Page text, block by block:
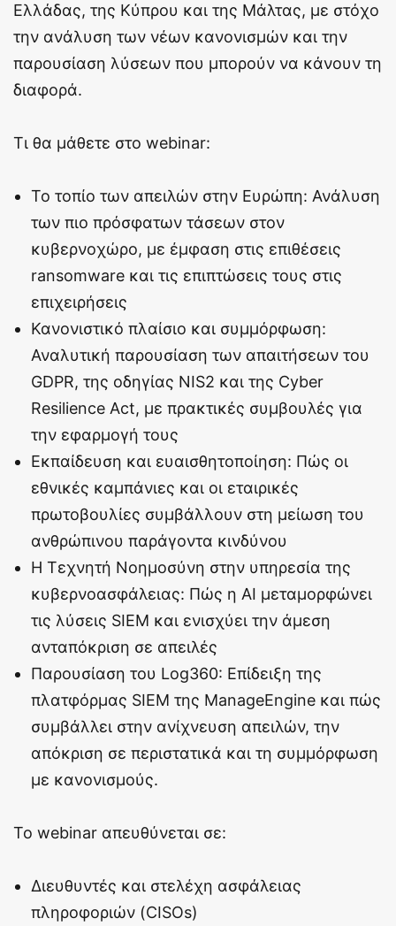
Ελλάδας, της Κύπρου και της Μάλτας, με στόχο
την ανάλυση των νέων κανονισμών και την
παρουσίαση λύσεων που μπορούν να κάνουν τη
διαφορά.
Τι θα μάθετε στο webinar:
Το τοπίο των απειλών στην Ευρώπη: Ανάλυση
των πιο πρόσφατων τάσεων στον
κυβερνοχώρο, με έμφαση στις επιθέσεις
ransomware και τις επιπτώσεις τους στις
επιχειρήσεις
Κανονιστικό πλαίσιο και συμμόρφωση:
Αναλυτική παρουσίαση των απαιτήσεων του
GDPR, της οδηγίας NIS2 και της Cyber
Resilience Act, με πρακτικές συμβουλές για
την εφαρμογή τους
Εκπαίδευση και ευαισθητοποίηση: Πώς οι
εθνικές καμπάνιες και οι εταιρικές
πρωτοβουλίες συμβάλλουν στη μείωση του
ανθρώπινου παράγοντα κινδύνου
Η Τεχνητή Νοημοσύνη στην υπηρεσία της
κυβερνοασφάλειας: Πώς η ΑΙ μεταμορφώνει
τις λύσεις SIEM και ενισχύει την άμεση
ανταπόκριση σε απειλές
Παρουσίαση του Log360: Επίδειξη της
πλατφόρμας SIEM της ManageEngine και πώς
συμβάλλει στην ανίχνευση απειλών, την
απόκριση σε περιστατικά και τη συμμόρφωση
με κανονισμούς.
Το webinar απευθύνεται σε:
Διευθυντές και στελέχη ασφάλειας
πληροφοριών (CISOs)